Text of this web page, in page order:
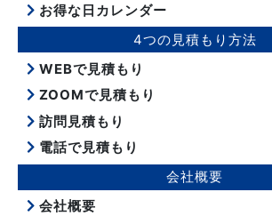
お得な日カレンダー
4つの見積もり方法
WEBで見積もり
ZOOMで見積もり
訪問見積もり
電話で見積もり
会社概要
会社概要